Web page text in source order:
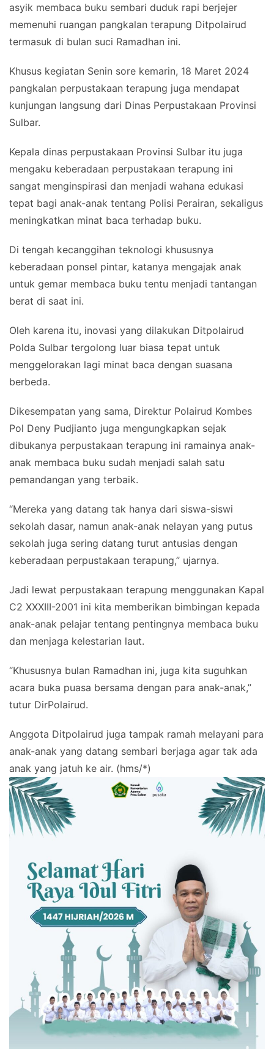
asyik membaca buku sembari duduk rapi berjejer
memenuhi ruangan pangkalan terapung Ditpolairud
termasuk di bulan suci Ramadhan ini.
Khusus kegiatan Senin sore kemarin, 18 Maret 2024
pangkalan perpustakaan terapung juga mendapat
kunjungan langsung dari Dinas Perpustakaan Provinsi
Sulbar.
Kepala dinas perpustakaan Provinsi Sulbar itu juga
mengaku keberadaan perpustakaan terapung ini
sangat menginspirasi dan menjadi wahana edukasi
tepat bagi anak-anak tentang Polisi Perairan, sekaligus
meningkatkan minat baca terhadap buku.
Di tengah kecanggihan teknologi khususnya
keberadaan ponsel pintar, katanya mengajak anak
untuk gemar membaca buku tentu menjadi tantangan
berat di saat ini.
Oleh karena itu, inovasi yang dilakukan Ditpolairud
Polda Sulbar tergolong luar biasa tepat untuk
menggelorakan lagi minat baca dengan suasana
berbeda.
Dikesempatan yang sama, Direktur Polairud Kombes
Pol Deny Pudjianto juga mengungkapkan sejak
dibukanya perpustakaan terapung ini ramainya anak-
anak membaca buku sudah menjadi salah satu
pemandangan yang terbaik.
“Mereka yang datang tak hanya dari siswa-siswi
sekolah dasar, namun anak-anak nelayan yang putus
sekolah juga sering datang turut antusias dengan
keberadaan perpustakaan terapung,” ujarnya.
Jadi lewat perpustakaan terapung menggunakan Kapal
C2 XXXIII-2001 ini kita memberikan bimbingan kepada
anak-anak pelajar tentang pentingnya membaca buku
dan menjaga kelestarian laut.
“Khususnya bulan Ramadhan ini, juga kita suguhkan
acara buka puasa bersama dengan para anak-anak,”
tutur DirPolairud.
Anggota Ditpolairud juga tampak ramah melayani para
anak-anak yang datang sembari berjaga agar tak ada
anak yang jatuh ke air. (hms/*)